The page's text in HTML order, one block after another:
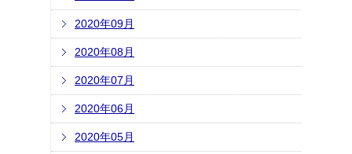
2020年09月
2020年08月
2020年07月
2020年06月
2020年05月